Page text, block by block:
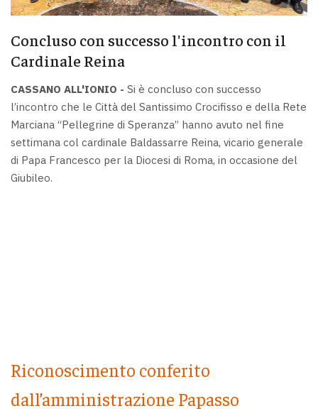
Concluso con successo l'incontro con il
Cardinale Reina
CASSANO ALL'IONIO - Si è concluso con successo
l’incontro che le Città del Santissimo Crocifisso e della Rete
Marciana “Pellegrine di Speranza” hanno avuto nel fine
settimana col cardinale Baldassarre Reina, vicario generale
di Papa Francesco per la Diocesi di Roma, in occasione del
Giubileo.
Riconoscimento conferito
dall’amministrazione Papasso